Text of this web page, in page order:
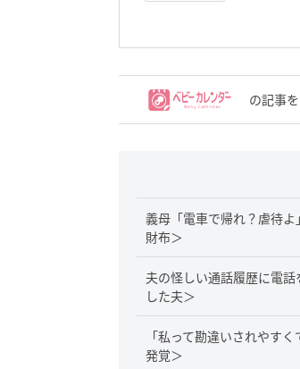
の記事
義母「電車で帰れ？虐待
財布＞
夫の怪しい通話履歴に電
した夫＞
「私って勘違いされやす
発覚＞